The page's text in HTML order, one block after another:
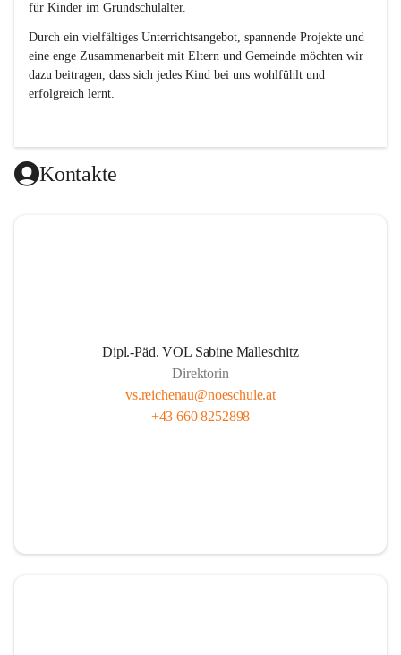
für Kinder im Grundschulalter.
Durch ein vielfältiges Unterrichtsangebot, spannende Projekte und
eine enge Zusammenarbeit mit Eltern und Gemeinde möchten wir
dazu beitragen, dass sich jedes Kind bei uns wohlfühlt und
erfolgreich lernt.
Kontakte
Dipl.-Päd. VOL Sabine Malleschitz
Direktorin
vs.reichenau@noeschule.at
+43 660 8252898